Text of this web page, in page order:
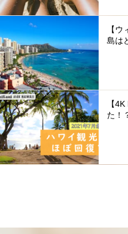
【
島は
【
た！